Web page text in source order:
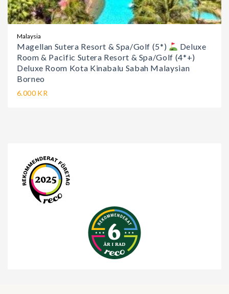
Malaysia
Magellan Sutera Resort & Spa/Golf (5*)
Deluxe
Room & Pacific Sutera Resort & Spa/Golf (4*+)
Deluxe Room Kota Kinabalu Sabah Malaysian
Borneo
6.000 KR